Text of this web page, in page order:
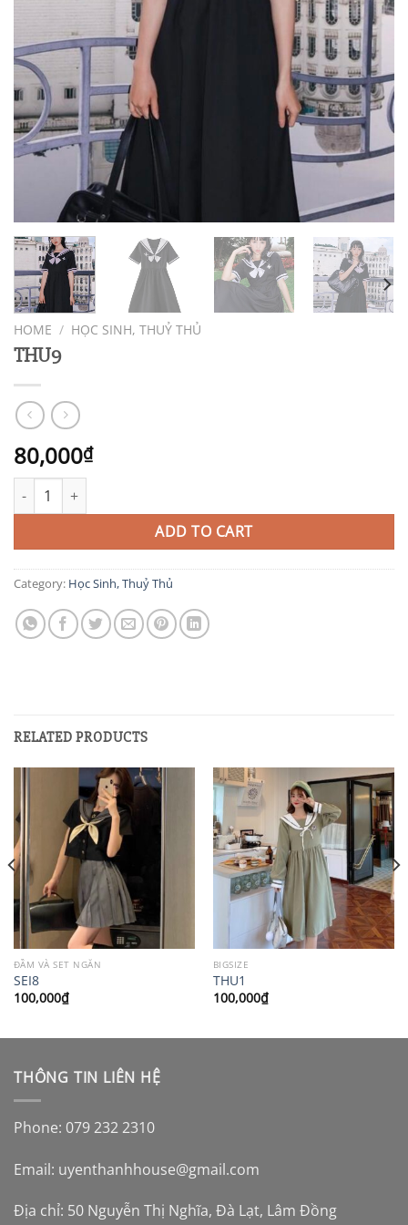
HOME / HỌC SINH, THUỶ THỦ
THU9
80,000₫
THU9 quantity
ADD TO CART
Category: Học Sinh, Thuỷ Thủ
RELATED PRODUCTS
ĐẦM VÀ SET NGẮN
SEI8
100,000₫
BIGSIZE
THU1
100,000₫
THÔNG TIN LIÊN HỆ
Phone: 079 232 2310
Email: uyenthanhhouse@gmail.com
Địa chỉ: 50 Nguyễn Thị Nghĩa, Đà Lạt, Lâm Đồng